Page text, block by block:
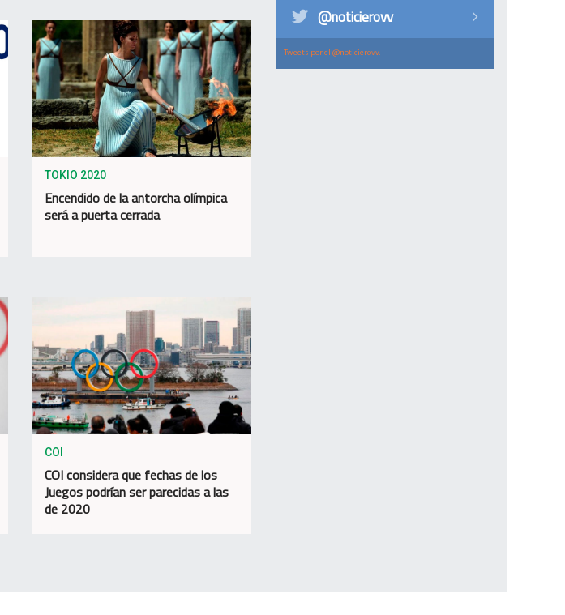
TOKIO 2020
Encendido de la antorcha olímpica
será a puerta cerrada
COI
COI considera que fechas de los
Juegos podrían ser parecidas a las
de 2020
@noticierovv
Tweets por el @noticierovv.